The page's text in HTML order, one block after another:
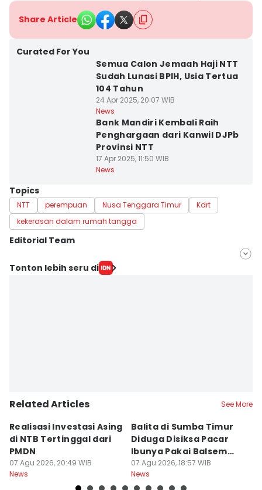
Share Article
Curated For You
Semua Calon Jemaah Haji NTT
Sudah Lunasi BPIH, Usia Tertua
104 Tahun
24 Apr 2025, 20:07 WIB
News
Bank Mandiri Kembali Raih
Penghargaan dari Kanwil DJPb
Provinsi NTT
17 Apr 2025, 11:50 WIB
News
Topics
NTT perempuan Nusa Tenggara Timur
Kdrt
kekerasan dalam rumah tangga
Editorial Team
Editor
Tonton lebih seru di
Related Articles See More
Realisasi Investasi Asing
di NTB Tertinggal dari
PMDN
07 Agu 2026, 20:49 WIB
News
Balita di Sumba Timur
Diduga Disiksa Pacar
Ibunya Pakai Balsem
dan Cabai
07 Agu 2026, 18:57 WIB
News